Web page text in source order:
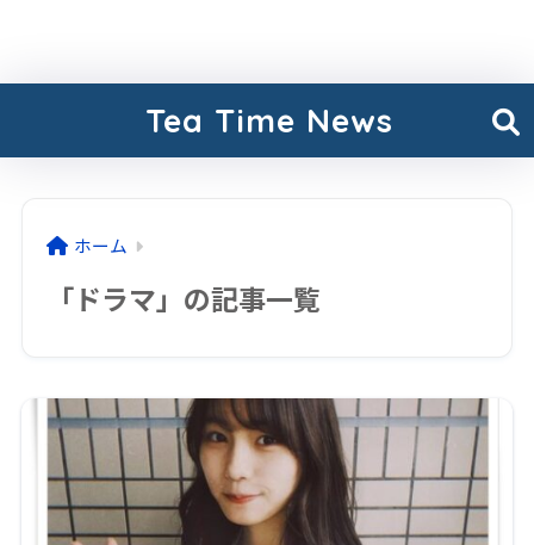
Tea Time News
ホーム
「ドラマ」の記事一覧